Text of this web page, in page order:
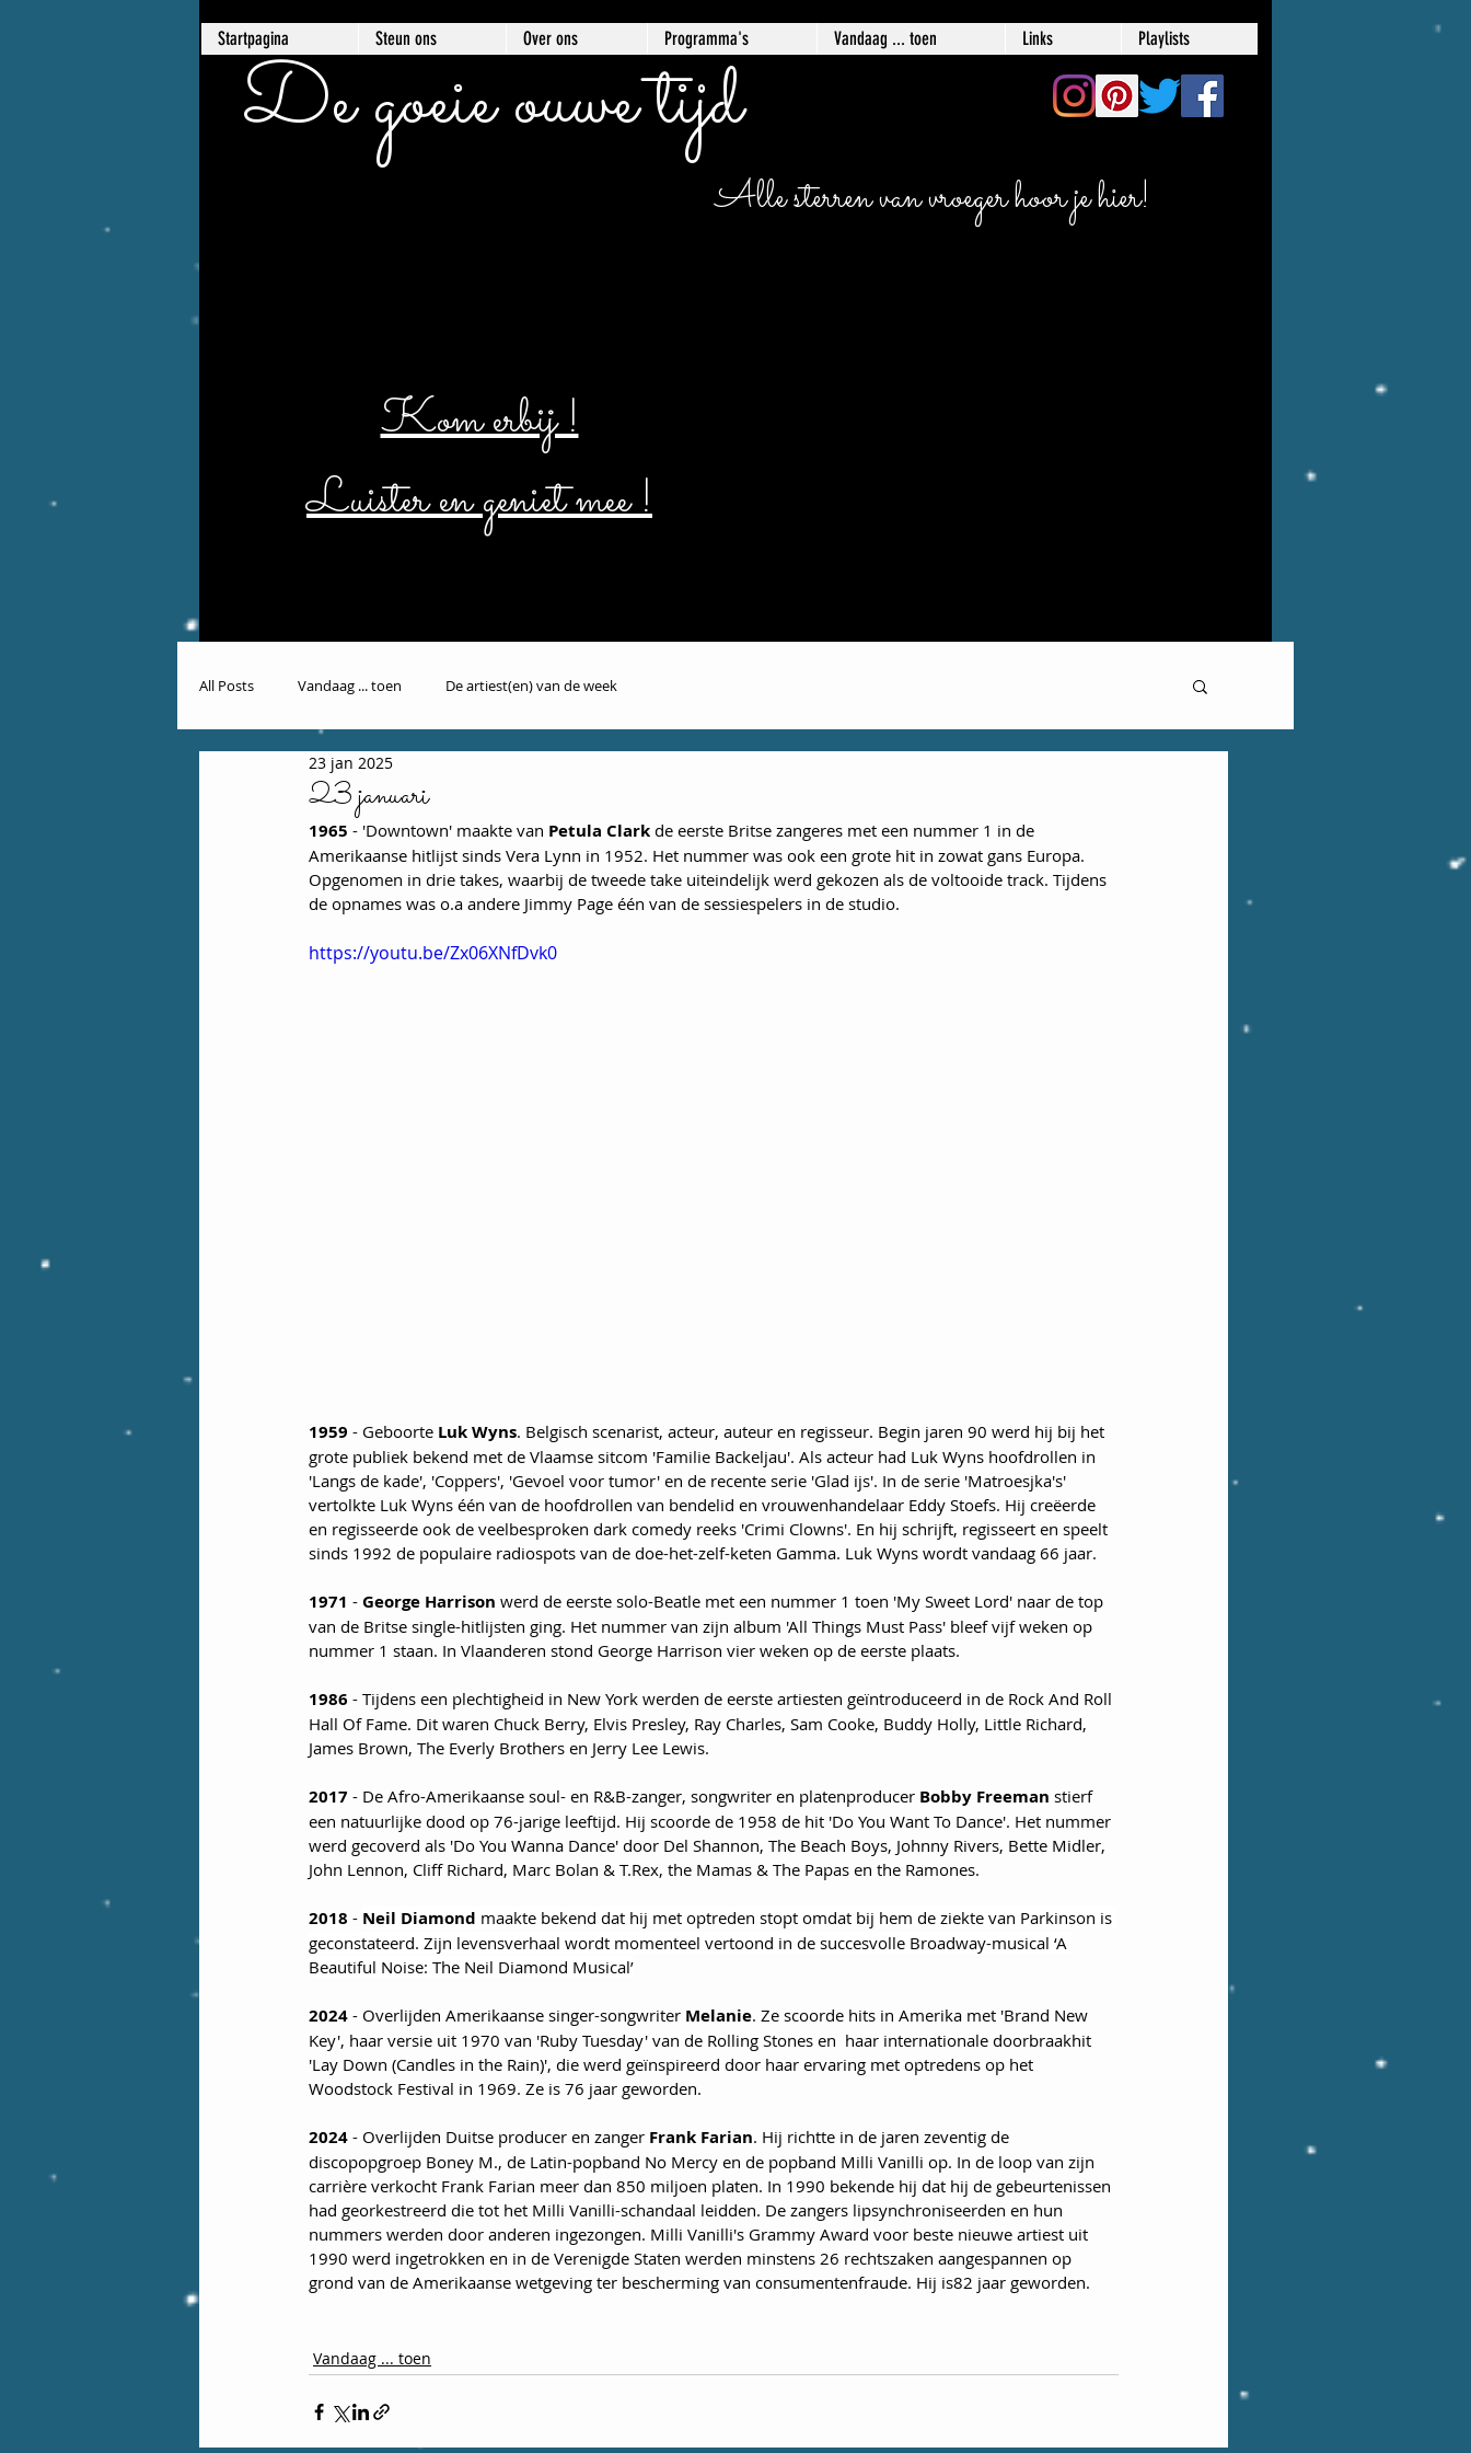
Startpagina Steun ons Over ons Programma's Vandaag ... toen Links Playlists
De goeie ouwe tijd
Kom erbij !
Luister en geniet mee !
Alle sterren van vroeger hoor je hier!
All Posts Vandaag ... toen De artiest(en) van de week
23 januari
23 jan 2025
1965 - 'Downtown' maakte van Petula Clark de eerste Britse zangeres met een nummer 1 in de
Amerikaanse hitlijst sinds Vera Lynn in 1952. Het nummer was ook een grote hit in zowat gans Europa.
Opgenomen in drie takes, waarbij de tweede take uiteindelijk werd gekozen als de voltooide track. Tijdens
de opnames was o.a andere Jimmy Page één van de sessiespelers in de studio.
https://youtu.be/Zx06XNfDvk0
1959 - Geboorte Luk Wyns. Belgisch scenarist, acteur, auteur en regisseur. Begin jaren 90 werd hij bij het
grote publiek bekend met de Vlaamse sitcom 'Familie Backeljau'. Als acteur had Luk Wyns hoofdrollen in
'Langs de kade', 'Coppers', 'Gevoel voor tumor' en de recente serie 'Glad ijs'. In de serie 'Matroesjka's'
vertolkte Luk Wyns één van de hoofdrollen van bendelid en vrouwenhandelaar Eddy Stoefs. Hij creëerde
en regisseerde ook de veelbesproken dark comedy reeks 'Crimi Clowns'. En hij schrijft, regisseert en speelt
sinds 1992 de populaire radiospots van de doe-het-zelf-keten Gamma. Luk Wyns wordt vandaag 66 jaar.
1971 - George Harrison werd de eerste solo-Beatle met een nummer 1 toen 'My Sweet Lord' naar de top
van de Britse single-hitlijsten ging. Het nummer van zijn album 'All Things Must Pass' bleef vijf weken op
nummer 1 staan. In Vlaanderen stond George Harrison vier weken op de eerste plaats.
1986 - Tijdens een plechtigheid in New York werden de eerste artiesten geïntroduceerd in de Rock And Roll
Hall Of Fame. Dit waren Chuck Berry, Elvis Presley, Ray Charles, Sam Cooke, Buddy Holly, Little Richard,
James Brown, The Everly Brothers en Jerry Lee Lewis.
2017 - De Afro-Amerikaanse soul- en R&B-zanger, songwriter en platenproducer Bobby Freeman stierf
een natuurlijke dood op 76-jarige leeftijd. Hij scoorde de 1958 de hit 'Do You Want To Dance'. Het nummer
werd gecoverd als 'Do You Wanna Dance' door Del Shannon, The Beach Boys, Johnny Rivers, Bette Midler,
John Lennon, Cliff Richard, Marc Bolan & T.Rex, the Mamas & The Papas en the Ramones.
2018 - Neil Diamond maakte bekend dat hij met optreden stopt omdat bij hem de ziekte van Parkinson is
geconstateerd. Zijn levensverhaal wordt momenteel vertoond in de succesvolle Broadway-musical ‘A
Beautiful Noise: The Neil Diamond Musical’
2024 - Overlijden Amerikaanse singer-songwriter Melanie. Ze scoorde hits in Amerika met 'Brand New
Key', haar versie uit 1970 van 'Ruby Tuesday' van de Rolling Stones en  haar internationale doorbraakhit
'Lay Down (Candles in the Rain)', die werd geïnspireerd door haar ervaring met optredens op het
Woodstock Festival in 1969. Ze is 76 jaar geworden.
2024 - Overlijden Duitse producer en zanger Frank Farian. Hij richtte in de jaren zeventig de
discopopgroep Boney M., de Latin-popband No Mercy en de popband Milli Vanilli op. In de loop van zijn
carrière verkocht Frank Farian meer dan 850 miljoen platen. In 1990 bekende hij dat hij de gebeurtenissen
had georkestreerd die tot het Milli Vanilli-schandaal leidden. De zangers lipsynchroniseerden en hun
nummers werden door anderen ingezongen. Milli Vanilli's Grammy Award voor beste nieuwe artiest uit
1990 werd ingetrokken en in de Verenigde Staten werden minstens 26 rechtszaken aangespannen op
grond van de Amerikaanse wetgeving ter bescherming van consumentenfraude. Hij is82 jaar geworden.
Vandaag ... toen